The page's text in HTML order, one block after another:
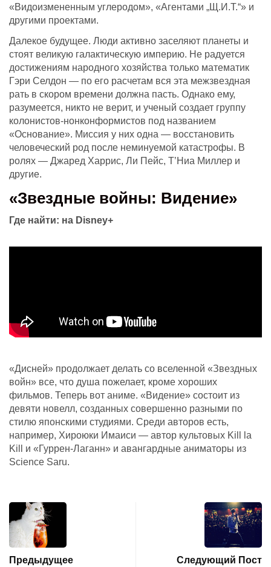
«Видоизмененным углеродом», «Агентами „Щ.И.Т.“» и
другими проектами.
Далекое будущее. Люди активно заселяют планеты и
стоят великую галактическую империю. Не радуется
достижениям народного хозяйства только математик
Гэри Селдон — по его расчетам вся эта межзвездная
рать в скором времени должна пасть. Однако ему,
разумеется, никто не верит, и ученый создает группу
колонистов-нонконформистов под названием
«Основание». Миссия у них одна — восстановить
человеческий род после неминуемой катастрофы. В
ролях — Джаред Харрис, Ли Пейс, Т’Ниа Миллер и
другие.
«Звездные войны: Видение»
Где найти: на Disney+
«Дисней» продолжает делать со вселенной «Звездных
войн» все, что душа пожелает, кроме хороших
фильмов. Теперь вот аниме. «Видение» состоит из
девяти новелл, созданных совершенно разными по
стилю японскими студиями. Среди авторов есть,
например, Хироюки Имаиси — автор культовых Kill la
Kill и «Гуррен-Лаганн» и авангардные аниматоры из
Science Saru.
Предыдущее
Следующий Пост